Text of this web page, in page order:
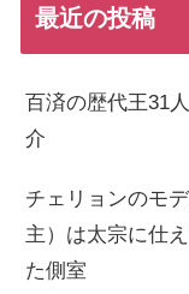
最近の投稿
百済の歴代王31
介
チェリョンのモ
主）は太宗に仕
た側室